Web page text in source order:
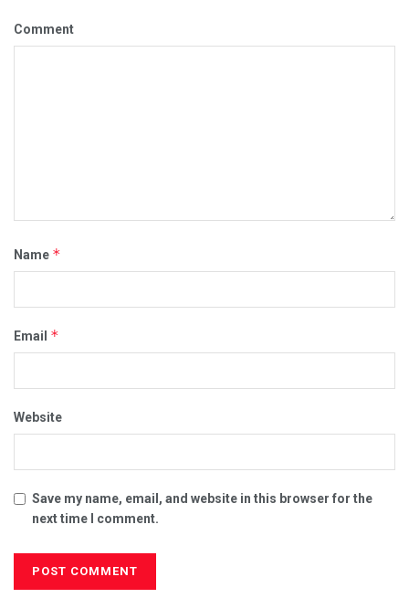
Comment
Name *
Email *
Website
Save my name, email, and website in this browser for the
next time I comment.